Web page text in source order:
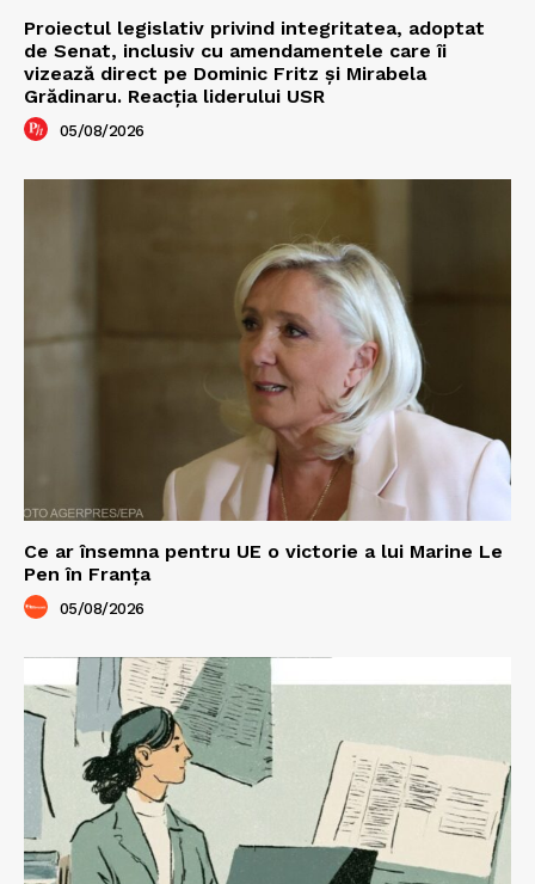
Proiectul legislativ privind integritatea, adoptat
de Senat, inclusiv cu amendamentele care îi
vizează direct pe Dominic Fritz și Mirabela
Grădinaru. Reacția liderului USR
05/08/2026
Ce ar însemna pentru UE o victorie a lui Marine Le
Pen în Franța
05/08/2026